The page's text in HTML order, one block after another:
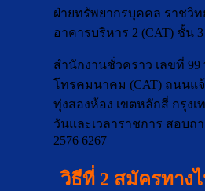
ฝ่ายทรัพยากรบุคคล ราชวิ
อาคารบริหาร 2 (CAT) ชั้น
สำนักงานชั่วคราว เลขที่ 99
โทรคมนาคม (CAT) ถนนแ
ทุ่งสองห้อง เขตหลักสี่ กรุง
วันและเวลาราชการ สอบถ
2576 6267
วิธีที่ 2 สมัครทาง